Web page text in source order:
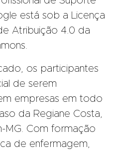
está sob a Licença
Atribuição 4.0 da
os participantes
de serem
empresas em todo
da Regiane Costa,
MG. Com formação
de enfermagem,